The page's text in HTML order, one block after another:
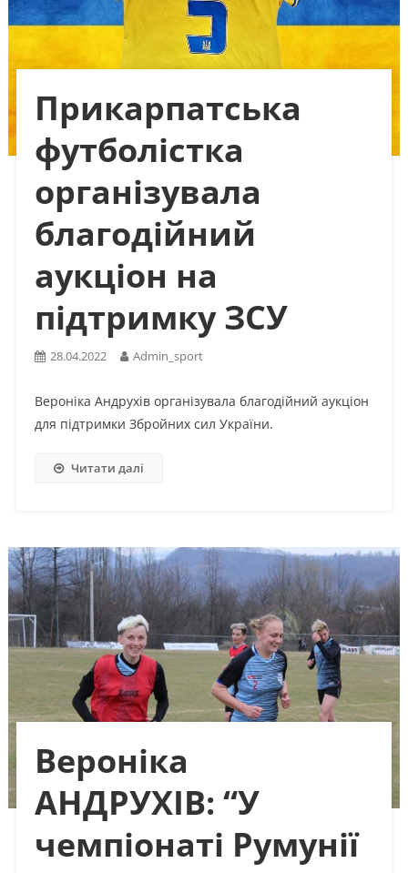
Прикарпатська
футболістка
організувала
благодійний
аукціон на
підтримку ЗСУ
28.04.2022 Admin_sport
Вероніка Андрухів організувала благодійний аукціон
для підтримки Збройних сил України.
Читати далі
Вероніка
АНДРУХІВ: “У
чемпіонаті Румунії